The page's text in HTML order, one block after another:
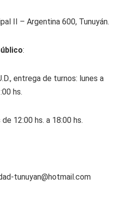
II – Argentina 600, Tunuyán.
:
entrega de turnos: lunes a
hs.
12:00 hs. a 18:00 hs.
tunuyan@hotmail.com